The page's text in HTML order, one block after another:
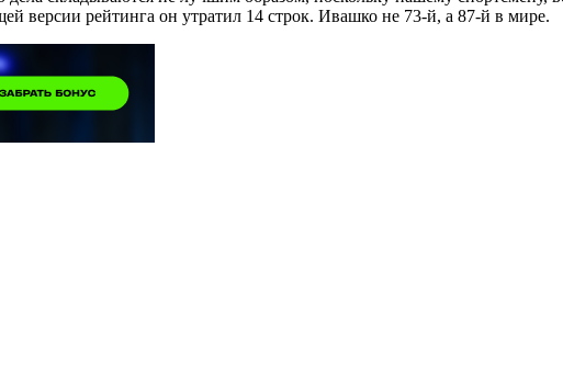
версии рейтинга он утратил 14 строк. Ивашко не 73-й, а 87-й в мире.